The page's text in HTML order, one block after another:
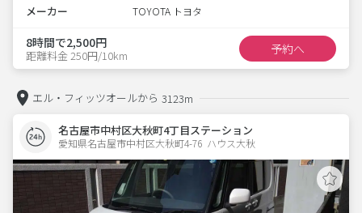
メーカー TOYOTA トヨタ
8時間で2,500円
距離料金 250円/10km 予約へ
エル・フィッツオールから 3123m
名古屋市中村区大秋町4丁目ステーション
愛知県名古屋市中村区大秋町4-76  ハウス大秋